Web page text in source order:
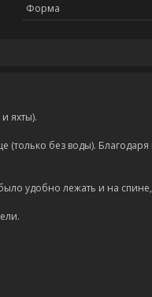
Форма
яхты).
без воды).
удобно лежать и на